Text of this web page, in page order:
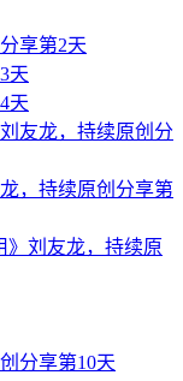
享第2天
天
天
友龙，持续原创分
，持续原创分享第
》刘友龙，持续原
分享第10天